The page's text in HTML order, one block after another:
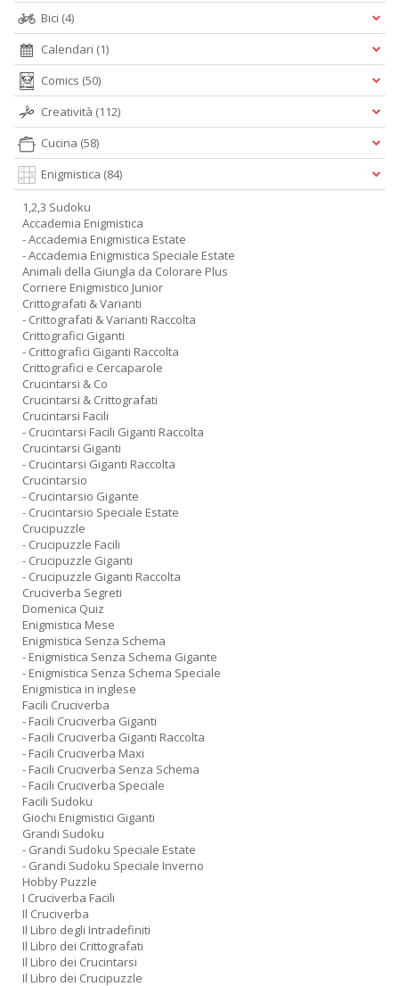
Bici (4)
Calendari (1)
Comics (50)
Creatività (112)
Cucina (58)
Enigmistica (84)
1,2,3 Sudoku
Accademia Enigmistica
- Accademia Enigmistica Estate
- Accademia Enigmistica Speciale Estate
Animali della Giungla da Colorare Plus
Corriere Enigmistico Junior
Crittografati & Varianti
- Crittografati & Varianti Raccolta
Crittografici Giganti
- Crittografici Giganti Raccolta
Crittografici e Cercaparole
Crucintarsi & Co
Crucintarsi & Crittografati
Crucintarsi Facili
- Crucintarsi Facili Giganti Raccolta
Crucintarsi Giganti
- Crucintarsi Giganti Raccolta
Crucintarsio
- Crucintarsio Gigante
- Crucintarsio Speciale Estate
Crucipuzzle
- Crucipuzzle Facili
- Crucipuzzle Giganti
- Crucipuzzle Giganti Raccolta
Cruciverba Segreti
Domenica Quiz
Enigmistica Mese
Enigmistica Senza Schema
- Enigmistica Senza Schema Gigante
- Enigmistica Senza Schema Speciale
Enigmistica in inglese
Facili Cruciverba
- Facili Cruciverba Giganti
- Facili Cruciverba Giganti Raccolta
- Facili Cruciverba Maxi
- Facili Cruciverba Senza Schema
- Facili Cruciverba Speciale
Facili Sudoku
Giochi Enigmistici Giganti
Grandi Sudoku
- Grandi Sudoku Speciale Estate
- Grandi Sudoku Speciale Inverno
Hobby Puzzle
I Cruciverba Facili
Il Cruciverba
Il Libro degli Intradefiniti
Il Libro dei Crittografati
Il Libro dei Crucintarsi
Il Libro dei Crucipuzzle